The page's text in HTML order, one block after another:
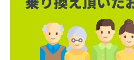
宇木商店
永島米穀燃料店
延命ガス
奥村商事株式会社